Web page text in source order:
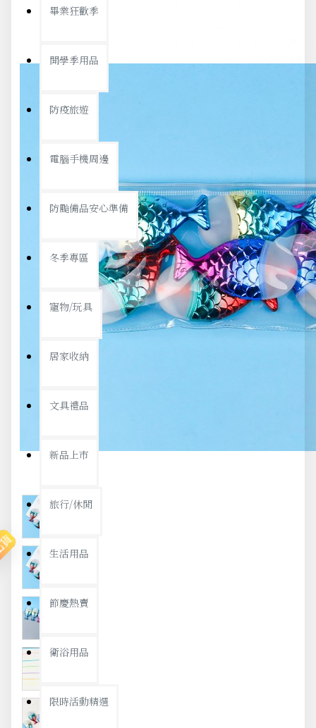
畢業狂歡季
開學季用品
防疫旅遊
電腦手機周邊
防颱備品安心準備
冬季專區
寵物/玩具
居家收納
文具禮品
新品上市
旅行/休閒
生活用品
節慶熱賣
衛浴用品
限時活動精選